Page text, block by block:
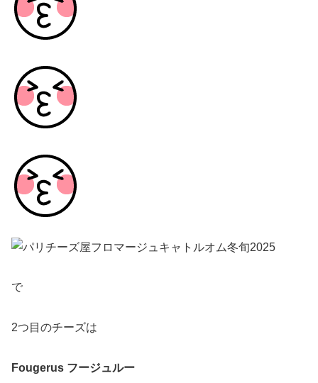
で
2つ目のチーズは
Fougerus フージュルー